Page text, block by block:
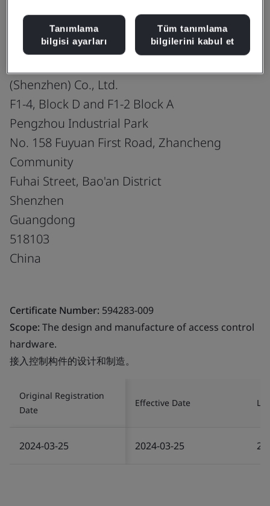
IATF 16949:2016
(Shenzhen) Co., Ltd.
F1-4, Block D and F1-2 Block A
Pengzhou Industrial Park
No. 158 Fuyuan First Road, Zhancheng
Community
Fuhai Street, Bao'an District
Shenzhen
Guangdong
518103
China
Certificate Number: 594283-009
Scope:The design and manufacture of access control
hardware.
接入控制构件的设计和制造。
Original Registration
Date
Effective Date
2024-03-25 2024-03-25
Tanımlama
bilgisi ayarları
Tüm tanımlama
bilgilerini kabul et